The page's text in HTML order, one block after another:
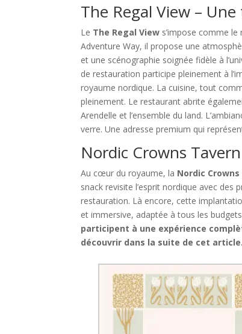
The Regal View –
Le The Regal View s’impose comme
Adventure Way, il propose une
et une scénographie soignée fidèle à
de restauration participe pleinement à
royaume nordique. La cuisine, tout
pleinement. Le restaurant abrite
Arendelle et l’ensemble du land.
verre. Une adresse premium qui
Nordic Crowns
Au cœur du royaume, la Nordic
snack revisite l’esprit nordique avec des
restauration. Là encore, cette
et immersive, adaptée à tous les
participent à une expérience
découvrir dans la suite de cet article.